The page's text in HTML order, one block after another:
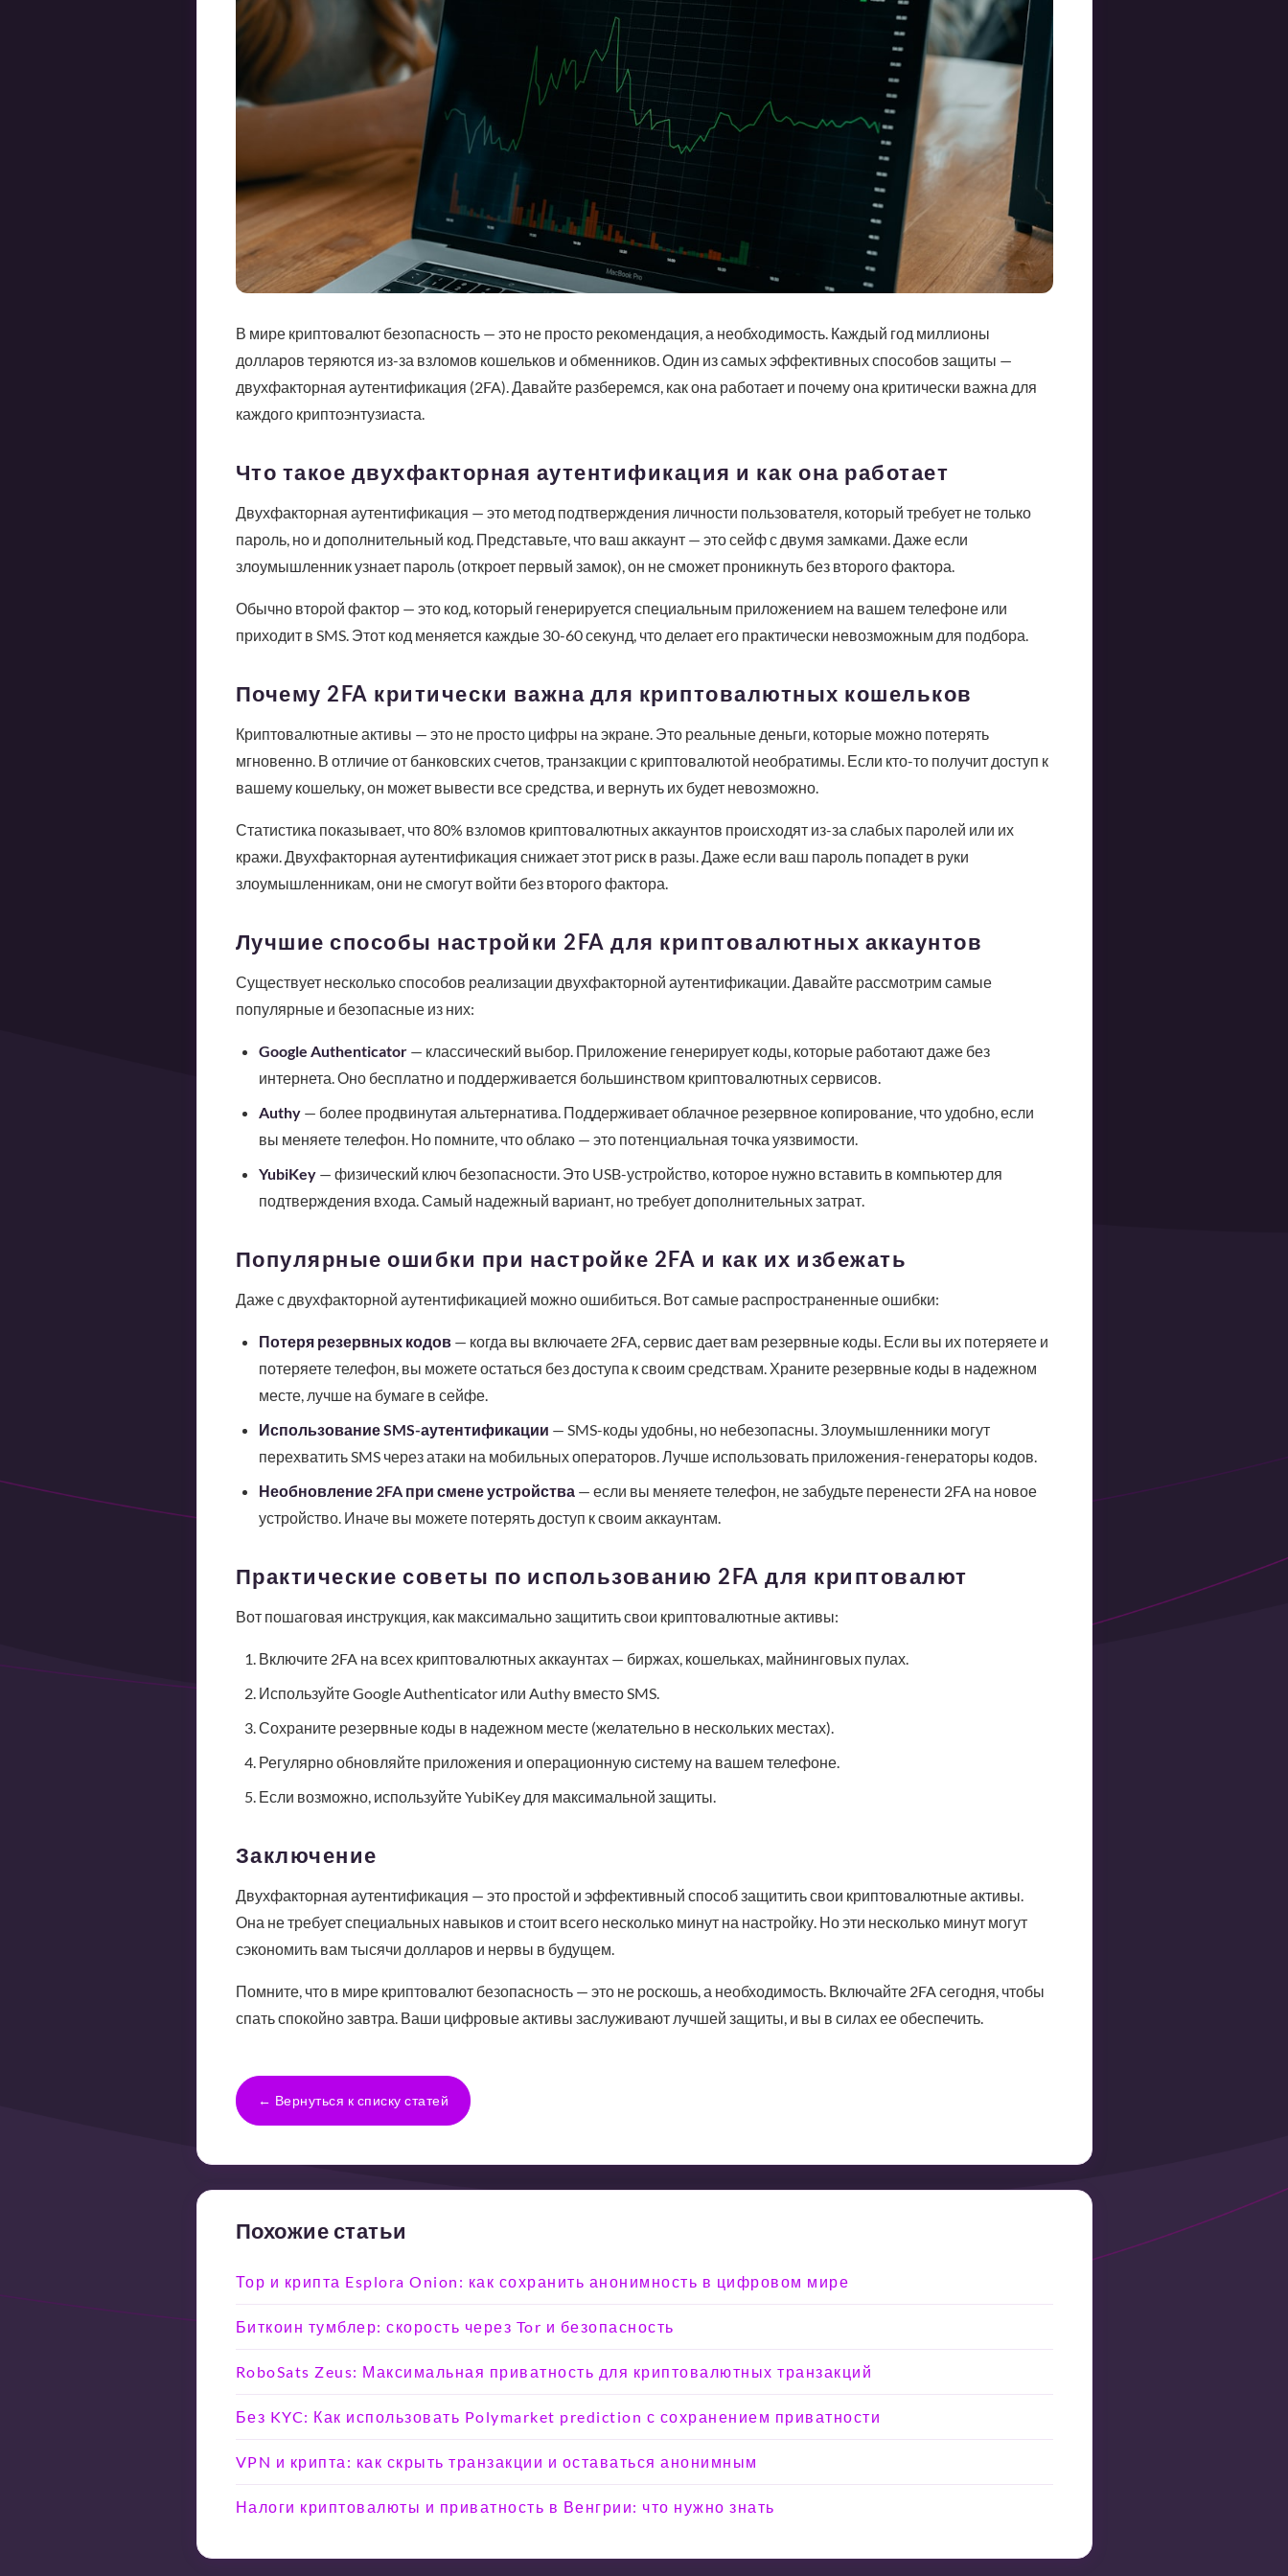
В мире криптовалют безопасность — это не просто рекомендация, а необходимость. Каждый год миллионы
долларов теряются из-за взломов кошельков и обменников. Один из самых эффективных способов защиты —
двухфакторная аутентификация (2FA). Давайте разберемся, как она работает и почему она критически важна для
каждого криптоэнтузиаста.
Что такое двухфакторная аутентификация и как она работает
Двухфакторная аутентификация — это метод подтверждения личности пользователя, который требует не только
пароль, но и дополнительный код. Представьте, что ваш аккаунт — это сейф с двумя замками. Даже если
злоумышленник узнает пароль (откроет первый замок), он не сможет проникнуть без второго фактора.
Обычно второй фактор — это код, который генерируется специальным приложением на вашем телефоне или
приходит в SMS. Этот код меняется каждые 30-60 секунд, что делает его практически невозможным для подбора.
Почему 2FA критически важна для криптовалютных кошельков
Криптовалютные активы — это не просто цифры на экране. Это реальные деньги, которые можно потерять
мгновенно. В отличие от банковских счетов, транзакции с криптовалютой необратимы. Если кто-то получит доступ к
вашему кошельку, он может вывести все средства, и вернуть их будет невозможно.
Статистика показывает, что 80% взломов криптовалютных аккаунтов происходят из-за слабых паролей или их
кражи. Двухфакторная аутентификация снижает этот риск в разы. Даже если ваш пароль попадет в руки
злоумышленникам, они не смогут войти без второго фактора.
Лучшие способы настройки 2FA для криптовалютных аккаунтов
Существует несколько способов реализации двухфакторной аутентификации. Давайте рассмотрим самые
популярные и безопасные из них:
Google Authenticator— классический выбор. Приложение генерирует коды, которые работают даже без
интернета. Оно бесплатно и поддерживается большинством криптовалютных сервисов.
Authy— более продвинутая альтернатива. Поддерживает облачное резервное копирование, что удобно, если
вы меняете телефон. Но помните, что облако — это потенциальная точка уязвимости.
YubiKey— физический ключ безопасности. Это USB-устройство, которое нужно вставить в компьютер для
подтверждения входа. Самый надежный вариант, но требует дополнительных затрат.
Популярные ошибки при настройке 2FA и как их избежать
Даже с двухфакторной аутентификацией можно ошибиться. Вот самые распространенные ошибки:
Потеря резервных кодов— когда вы включаете 2FA, сервис дает вам резервные коды. Если вы их потеряете и
потеряете телефон, вы можете остаться без доступа к своим средствам. Храните резервные коды в надежном
месте, лучше на бумаге в сейфе.
Использование SMS-аутентификации — SMS-коды удобны, но небезопасны. Злоумышленники могут
перехватить SMS через атаки на мобильных операторов. Лучше использовать приложения-генераторы кодов.
Необновление 2FA при смене устройства— если вы меняете телефон, не забудьте перенести 2FA на новое
устройство. Иначе вы можете потерять доступ к своим аккаунтам.
Практические советы по использованию 2FA для криптовалют
Вот пошаговая инструкция, как максимально защитить свои криптовалютные активы:
Включите 2FA на всех криптовалютных аккаунтах — биржах, кошельках, майнинговых пулах.
Используйте Google Authenticator или Authy вместо SMS.
Сохраните резервные коды в надежном месте (желательно в нескольких местах).
Регулярно обновляйте приложения и операционную систему на вашем телефоне.
Если возможно, используйте YubiKey для максимальной защиты.
Заключение
Двухфакторная аутентификация — это простой и эффективный способ защитить свои криптовалютные активы.
Она не требует специальных навыков и стоит всего несколько минут на настройку. Но эти несколько минут могут
сэкономить вам тысячи долларов и нервы в будущем.
Помните, что в мире криптовалют безопасность — это не роскошь, а необходимость. Включайте 2FA сегодня, чтобы
спать спокойно завтра. Ваши цифровые активы заслуживают лучшей защиты, и вы в силах ее обеспечить.
← Вернуться к списку статей
Похожие статьи
Тор и крипта Esplora Onion: как сохранить анонимность в цифровом мире
Биткоин тумблер: скорость через Tor и безопасность
RoboSats Zeus: Максимальная приватность для криптовалютных транзакций
Без KYC: Как использовать Polymarket prediction с сохранением приватности
VPN и крипта: как скрыть транзакции и оставаться анонимным
Налоги криптовалюты и приватность в Венгрии: что нужно знать